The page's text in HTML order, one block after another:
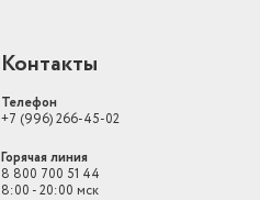
Контакты
Телефон
+7 (996) 266-45-02
Горячая линия
8 800 700 51 44
8:00 - 20:00 мск